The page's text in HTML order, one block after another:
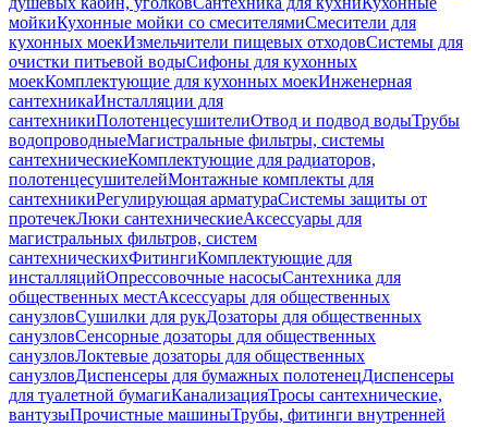
мойкиКухонные мойки со смесителямиСмесители для
кухонных моекИзмельчители пищевых отходовСистемы для
очистки питьевой водыСифоны для кухонных
моекКомплектующие для кухонных моекИнженерная
сантехникаИнсталляции для
сантехникиПолотенцесушителиОтвод и подвод водыТрубы
водопроводныеМагистральные фильтры, системы
сантехническиеКомплектующие для радиаторов,
полотенцесушителейМонтажные комплекты для
сантехникиРегулирующая арматураСистемы защиты от
протечекЛюки сантехническиеАксессуары для
магистральных фильтров, систем
сантехническихФитингиКомплектующие для
инсталляцийОпрессовочные насосыСантехника для
общественных местАксессуары для общественных
санузловСушилки для рукДозаторы для общественных
санузловСенсорные дозаторы для общественных
санузловЛоктевые дозаторы для общественных
санузловДиспенсеры для бумажных полотенецДиспенсеры
для туалетной бумагиКанализацияТросы сантехнические,
вантузыПрочистные машиныТрубы, фитинги внутренней